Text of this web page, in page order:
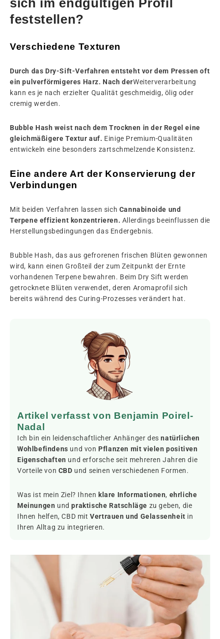
sich im endgültigen Profil
feststellen?
Verschiedene Texturen
Durch das Dry-Sift-Verfahren entsteht vor dem Pressen oft
ein pulverförmigeres Harz. Nach derWeiterverarbeitung
kann es je nach erzielter Qualität geschmeidig, ölig oder
cremig werden.
Bubble Hash weist nach dem Trocknen in der Regel eine
gleichmäßigere Textur auf. Einige Premium-Qualitäten
entwickeln eine besonders zartschmelzende Konsistenz.
Eine andere Art der Konservierung der
Verbindungen
Mit beiden Verfahren lassen sich Cannabinoide und
Terpene effizient konzentrieren. Allerdings beeinflussen die
Herstellungsbedingungen das Endergebnis.
Bubble Hash, das aus gefrorenen frischen Blüten gewonnen
wird, kann einen Großteil der zum Zeitpunkt der Ernte
vorhandenen Terpene bewahren. Beim Dry Sift werden
getrocknete Blüten verwendet, deren Aromaprofil sich
bereits während des Curing-Prozesses verändert hat.
Artikel verfasst von Benjamin Poirel-
Nadal
Ich bin ein leidenschaftlicher Anhänger desnatürlichen
Wohlbefindens und von Pflanzen mit vielen positiven
Eigenschaften und erforsche seit mehreren Jahren die
Vorteile von CBD und seinen verschiedenen Formen.
Was ist mein Ziel? Ihnen klare Informationen, ehrliche
Meinungen undpraktische Ratschläge zu geben, die
Ihnen helfen, CBD mitVertrauen und Gelassenheit in
Ihren Alltag zu integrieren.